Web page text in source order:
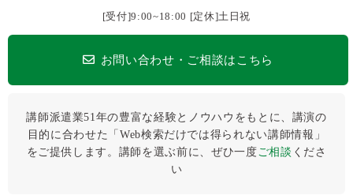
[受付]9:00~18:00 [定休]土日祝
お問い合わせ・ご相談はこちら
講師派遣業51年の豊富な経験とノウハウをもとに、講演の
目的に合わせた「Web検索だけでは得られない講師情報」
をご提供します。講師を選ぶ前に、ぜひ⼀度ご相談 くださ
い